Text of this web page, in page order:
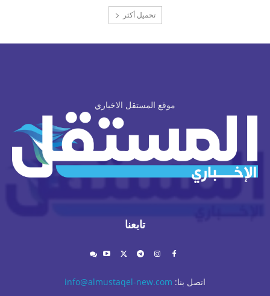
تحميل أكثر
موقع المستقل الاخباري
تابعنا
اتصل بنا: info@almustaqel-new.com